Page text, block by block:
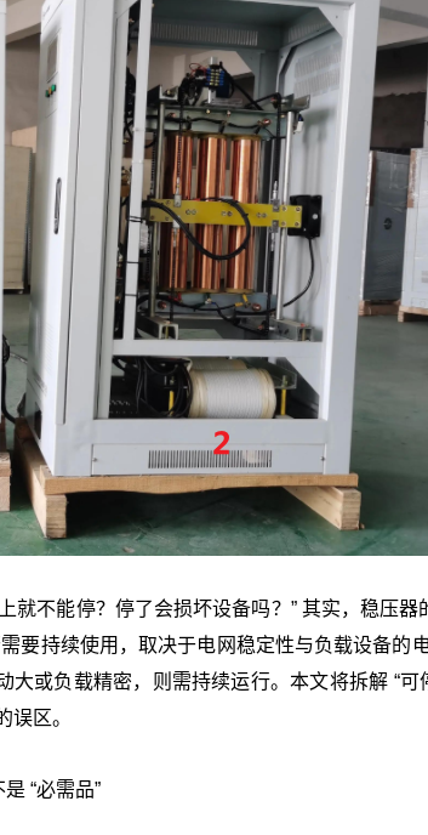
就不能停？停了会损坏设备吗？” 其实，稳压器
需要持续使用，取决于电网稳定性与负载设备
或负载精密，则需持续运行。本文将拆解 “可
误区。
“必需品”